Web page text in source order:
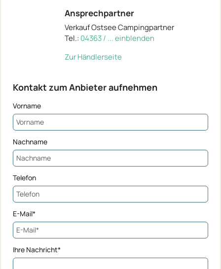
Ansprechpartner
Verkauf Ostsee Campingpartner
Tel.: 04363 / ... einblenden
Zur Händlerseite
Kontakt zum Anbieter aufnehmen
Vorname
Nachname
Telefon
E-Mail*
Ihre Nachricht*